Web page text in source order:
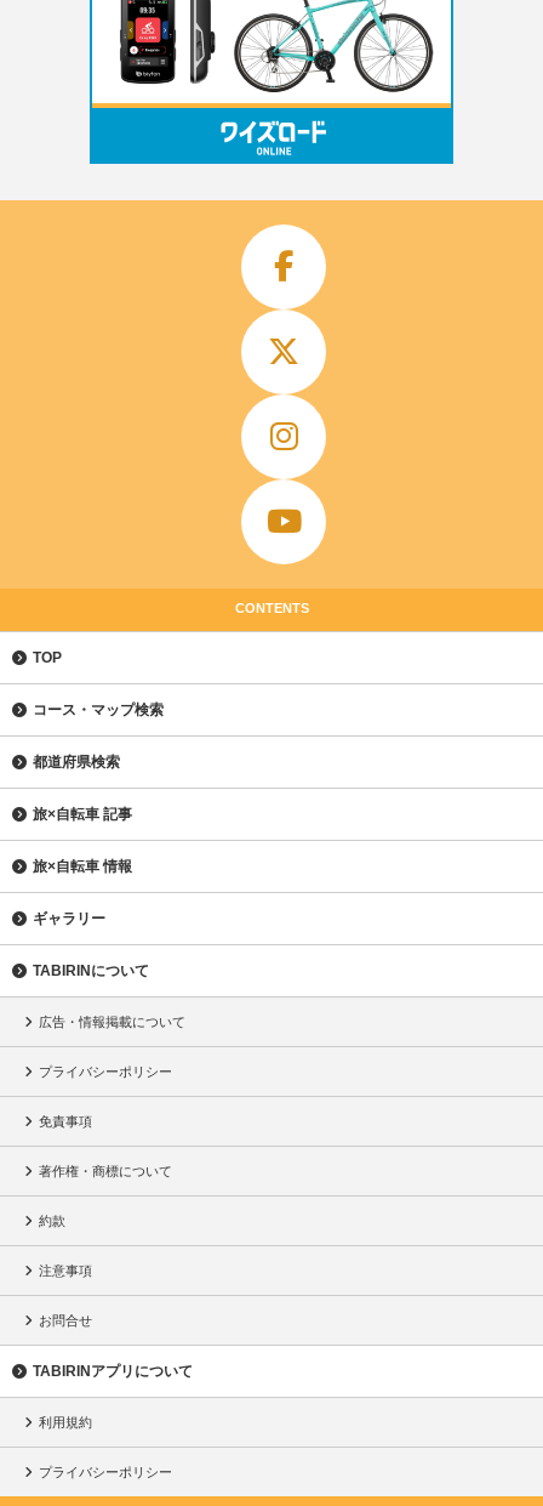
CONTENTS
TOP
コース・マップ検索
都道府県検索
旅×自転車 記事
旅×自転車 情報
ギャラリー
TABIRINについて
広告・情報掲載について
プライバシーポリシー
免責事項
著作権・商標について
約款
注意事項
お問合せ
TABIRINアプリについて
利用規約
プライバシーポリシー